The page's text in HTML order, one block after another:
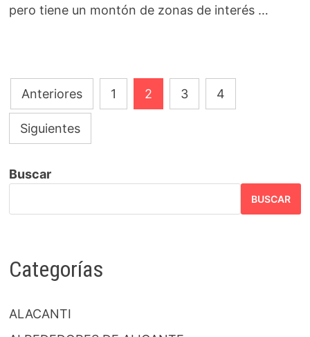
pero tiene un montón de zonas de interés …
Paginación
de
entradas
Anteriores 1 2 3 4
Siguientes
Buscar
BUSCAR
Categorías
ALACANTI